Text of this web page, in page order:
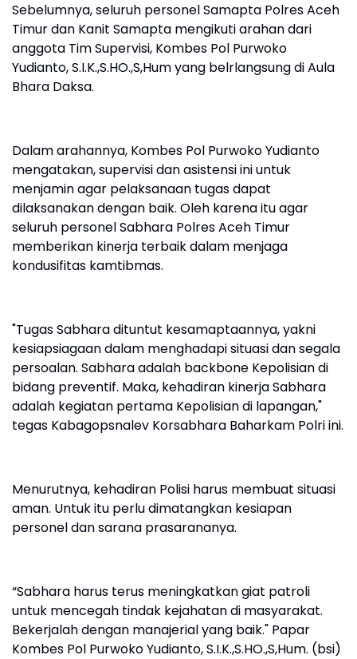
Sebelumnya, seluruh personel Samapta Polres Aceh
Timur dan Kanit Samapta mengikuti arahan dari
anggota Tim Supervisi, Kombes Pol Purwoko
Yudianto, S.I.K.,S.HO.,S,Hum yang belrlangsung di Aula
Bhara Daksa.
Dalam arahannya, Kombes Pol Purwoko Yudianto
mengatakan, supervisi dan asistensi ini untuk
menjamin agar pelaksanaan tugas dapat
dilaksanakan dengan baik. Oleh karena itu agar
seluruh personel Sabhara Polres Aceh Timur
memberikan kinerja terbaik dalam menjaga
kondusifitas kamtibmas.
"Tugas Sabhara dituntut kesamaptaannya, yakni
kesiapsiagaan dalam menghadapi situasi dan segala
persoalan. Sabhara adalah backbone Kepolisian di
bidang preventif. Maka, kehadiran kinerja Sabhara
adalah kegiatan pertama Kepolisian di lapangan,"
tegas Kabagopsnalev Korsabhara Baharkam Polri ini.
Menurutnya, kehadiran Polisi harus membuat situasi
aman. Untuk itu perlu dimatangkan kesiapan
personel dan sarana prasarananya.
“Sabhara harus terus meningkatkan giat patroli
untuk mencegah tindak kejahatan di masyarakat.
Bekerjalah dengan manajerial yang baik." Papar
Kombes Pol Purwoko Yudianto, S.I.K.,S.HO.,S,Hum. (bsi)